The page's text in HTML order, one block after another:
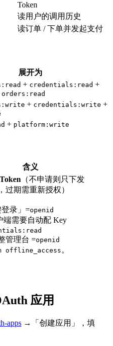
Token
读用户的调用历史
读订单 / 下单并发起支付
展开为
+ credentials:read +
orders:read
+ credentials:write +
+ platform:write
含义
（不申请则只下发
过期需重新授权）
录」=openid
端需要自动配 Key
管理台 =openid
。
应用
apps →「创建应用」，填